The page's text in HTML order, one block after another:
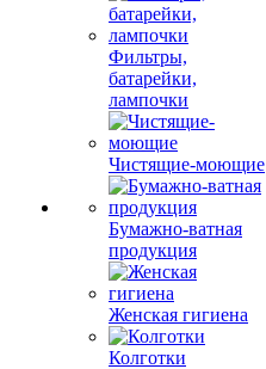
Фильтры,
батарейки,
лампочки
Чистящие-моющие
Бумажно-ватная
продукция
Женская гигиена
Колготки